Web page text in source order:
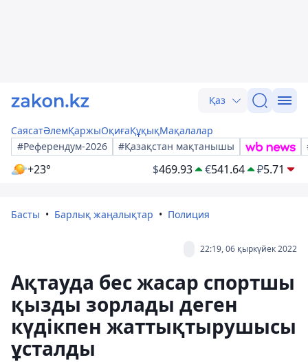
Қаз
СаясатӘлемҚаржыОқиғаҚұқықМақалалар
#Референдум-2026
#Қазақстан мақтанышы
+23° $469.93 €541.64 ₽5.71
Басты Барлық жаңалықтар Полиция
22:19, 06 қыркүйек 2022
Ақтауда бес жасар спортшы
қызды зорлады деген
күдікпен жаттықтырушысы
ұсталды